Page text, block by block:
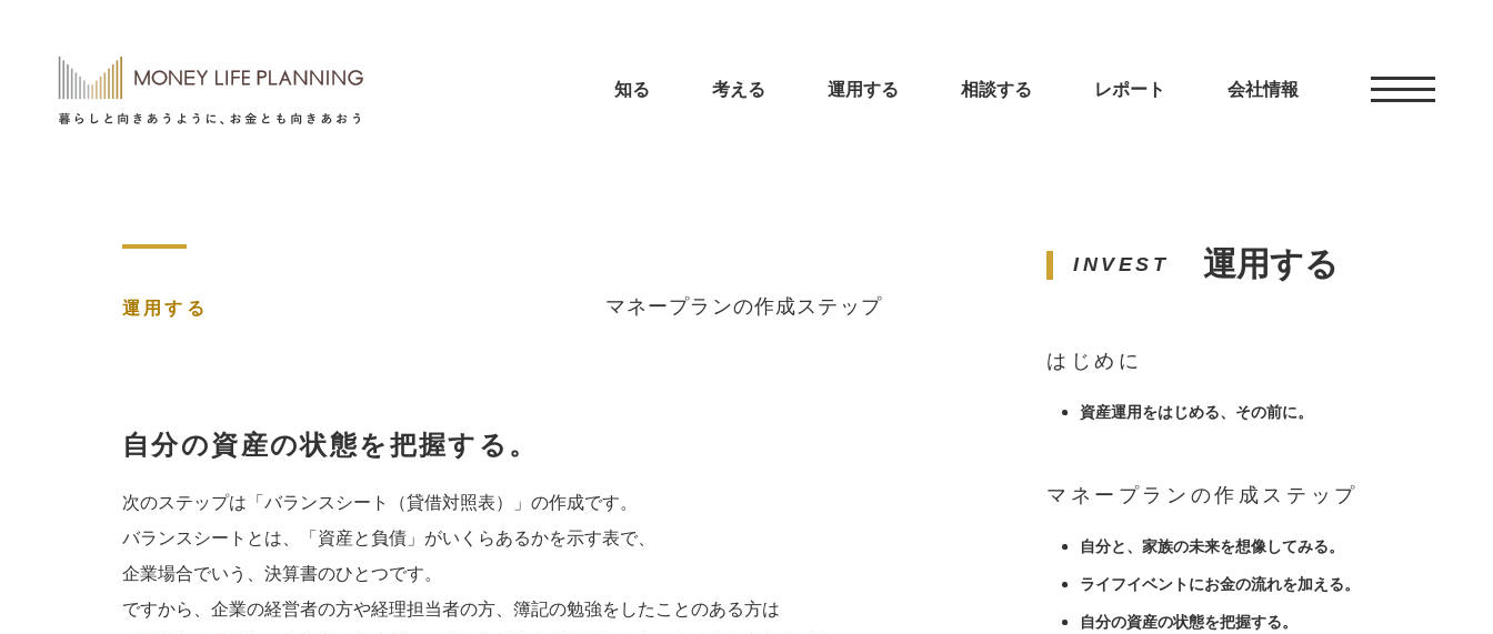
知る 考える 運用する 相談する レポート 会社情報
運用する マネープランの作成ステップ
自分の資産の状態を把握する。
次のステップは「バランスシート（貸借対照表）」の作成です。
バランスシートとは、「資産と負債」がいくらあるかを示す表で、
企業場合でいう、決算書のひとつです。
ですから、企業の経営者の方や経理担当者の方、簿記の勉強をしたことのある方は
INVEST 運用する
はじめに
資産運用をはじめる、その前に。
マネープランの作成ステップ
自分と、家族の未来を想像してみる。
ライフイベントにお金の流れを加える。
自分の資産の状態を把握する。